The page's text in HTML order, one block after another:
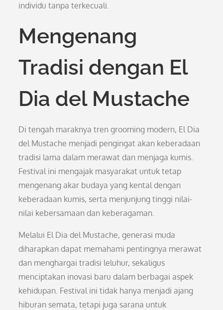
individu tanpa terkecuali.
Mengenang
Tradisi dengan El
Dia del Mustache
Di tengah maraknya tren grooming modern, El Dia
del Mustache menjadi pengingat akan keberadaan
tradisi lama dalam merawat dan menjaga kumis.
Festival ini mengajak masyarakat untuk tetap
mengenang akar budaya yang kental dengan
keberadaan kumis, serta menjunjung tinggi nilai-
nilai kebersamaan dan keberagaman.
Melalui El Dia del Mustache, generasi muda
diharapkan dapat memahami pentingnya merawat
dan menghargai tradisi leluhur, sekaligus
menciptakan inovasi baru dalam berbagai aspek
kehidupan. Festival ini tidak hanya menjadi ajang
hiburan semata, tetapi juga sarana untuk